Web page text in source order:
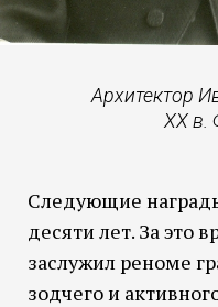
Архитектор
XX в.
Следующие
десяти лет. За это
заслужил реноме
зодчего и